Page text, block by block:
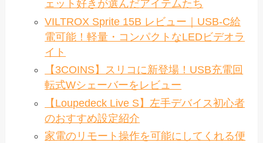
ェット好きが選んだアイテムたち
VILTROX Sprite 15B レビュー｜USB-C給
電可能！軽量・コンパクトなLEDビデオラ
イト
【3COINS】スリコに新登場！USB充電回
転式Wシェーバーをレビュー
【Loupedeck Live S】左手デバイス初心者
のおすすめ設定紹介
家電のリモート操作を可能にしてくれる便